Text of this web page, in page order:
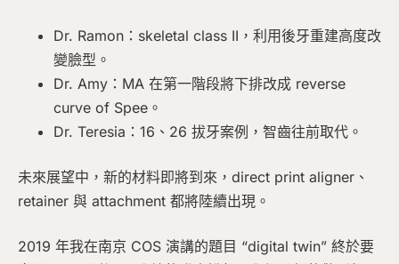
Dr. Ramon：skeletal class II，利用後牙重建高度改
變臉型。
Dr. Amy：MA 在第一階段將下排改成 reverse
curve of Spee。
Dr. Teresia：16、26 拔牙案例，智齒往前取代。
未來展望中，新的材料即將到來，direct print aligner、
retainer 與 attachment 都將陸續出現。
2019 年我在南京 COS 演講的題目 “digital twin” 終於要